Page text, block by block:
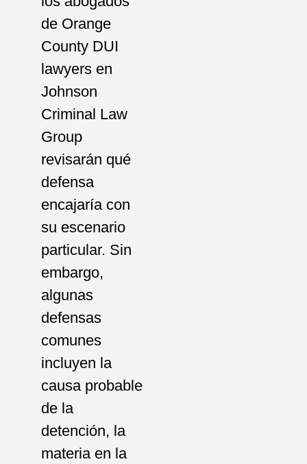
de Orange
County DUI
lawyers en
Johnson
Criminal Law
Group
revisarán qué
defensa
encajaría con
su escenario
particular. Sin
embargo,
algunas
defensas
comunes
incluyen la
causa probable
de la
detención, la
materia en la